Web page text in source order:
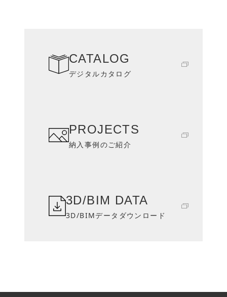
CATALOG
デジタルカタログ
PROJECTS
納入事例のご紹介
3D/BIM DATA
3D/BIMデータダウンロード